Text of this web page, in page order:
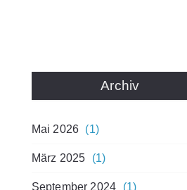
Archiv
Mai 2026 (1)
März 2025 (1)
September 2024 (1)